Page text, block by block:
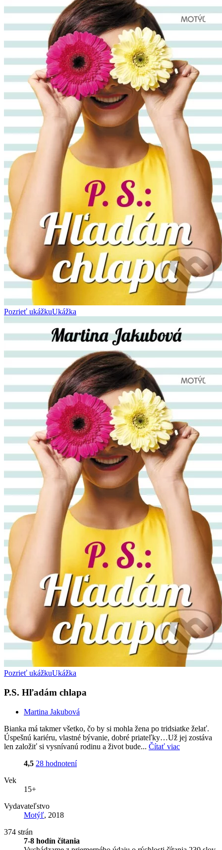
Pozrieť ukážkuUkážka
Pozrieť ukážkuUkážka
P.S. Hľadám chlapa
Martina Jakubová
Bianka má takmer všetko, čo by si mohla žena po tridsiatke želať.
Úspešnú kariéru, vlastné bývanie, dobré priateľky…Už jej zostáva
len založiť si vysnívanú rodinu a život bude... Čítať viac
4,5 28 hodnotení
Vek
15+
Vydavateľstvo
Motýľ, 2018
374 strán
7-8 hodín čítania